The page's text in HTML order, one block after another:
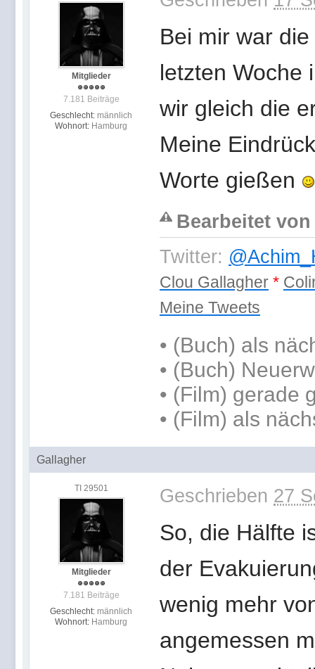
Mitglieder
7.181 Beiträge
Geschlecht: männlich
Wohnort: Hamburg
Bei mir war
letzten Woche
wir gleich die
Meine
Worte gießen
Bearbeitet von
Twitter:
Clou Gallagher *
Meine Tweets
• (Buch) als
• (Buch)
• (Film) gerade
• (Film) als
Gallagher
TI 29501
Mitglieder
7.181 Beiträge
Geschlecht: männlich
Wohnort: Hamburg
Geschrieben 27
So, die Hälfte
der
wenig mehr
angemessen